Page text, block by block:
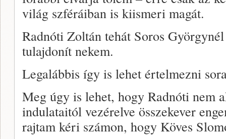
világ szféráiban is kiismeri magát.
Radnóti Zoltán tehát Soros
tulajdonít nekem.
Legalábbis így is lehet értelmezni
Meg úgy is lehet, hogy Radnóti nem
indulataitól vezérelve összekever
rajtam kéri számon, hogy Köves